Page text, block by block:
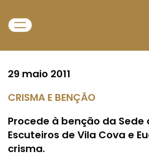
29 maio 2011
CRISMA E BENÇÃO
Procede à benção da Sede
Escuteiros de Vila Cova e
crisma.